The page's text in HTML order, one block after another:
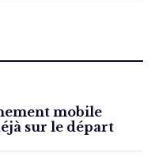
mobile
sur le départ